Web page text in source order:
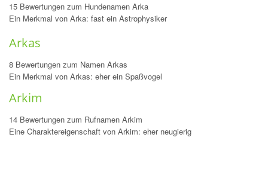
15 Bewertungen zum Hundenamen Arka
Ein Merkmal von Arka: fast ein Astrophysiker
Arkas
8 Bewertungen zum Namen Arkas
Ein Merkmal von Arkas: eher ein Spaßvogel
Arkim
14 Bewertungen zum Rufnamen Arkim
Eine Charaktereigenschaft von Arkim: eher neugierig